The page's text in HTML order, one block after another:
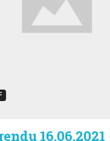
16.06.2021